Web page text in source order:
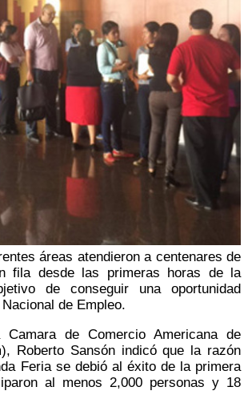
áreas atendieron a centenares de
fila desde las primeras horas de la
de conseguir una oportunidad
de Empleo.
de Comercio Americana de
Roberto Sansón indicó que la razón
Feria se debió al éxito de la primera
al menos 2,000 personas y 18